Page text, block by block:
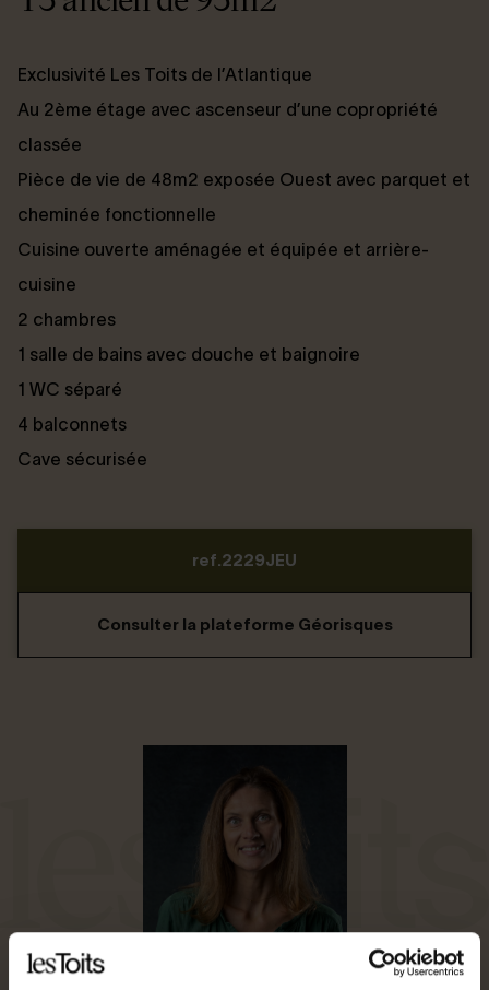
Exclusivité Les Toits de l’Atlantique
Au 2ème étage avec ascenseur d’une copropriété
classée
Pièce de vie de 48m2 exposée Ouest avec parquet et
cheminée fonctionnelle
Cuisine ouverte aménagée et équipée et arrière-
cuisine
2 chambres
1 salle de bains avec douche et baignoire
1 WC séparé
4 balconnets
Cave sécurisée
ref.2229JEU
Consulter la plateforme Géorisques